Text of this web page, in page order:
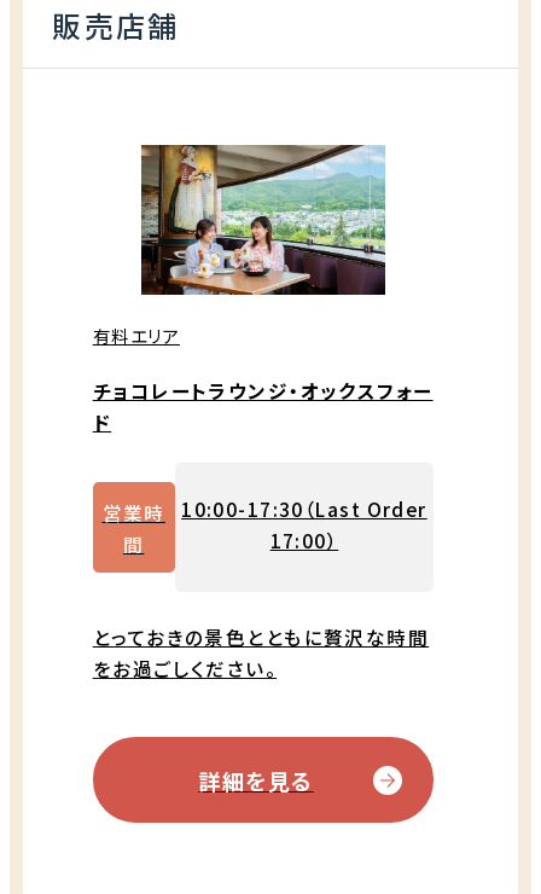
販売店舗
有料エリア
チョコレートラウンジ・オックスフォー
ド
営業時
間
10:00-17:30（Last Order
17:00）
とっておきの景色とともに贅沢な時間
をお過ごしください。
詳細を見る